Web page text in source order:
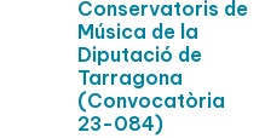
Conservatoris de
Música de la
Diputació de
Tarragona
(Convocatòria
23-084)